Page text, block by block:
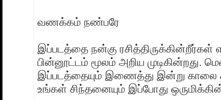
வணக்கம் நண்பரே
இப்படத்தை நன்கு
பின்னூட்டம் மூலம் அறிய முடிகின்றது.
இப்படத்தையும் இணைத்து இன்று காலை
உங்கள் சிந்தனையும் இப்போது